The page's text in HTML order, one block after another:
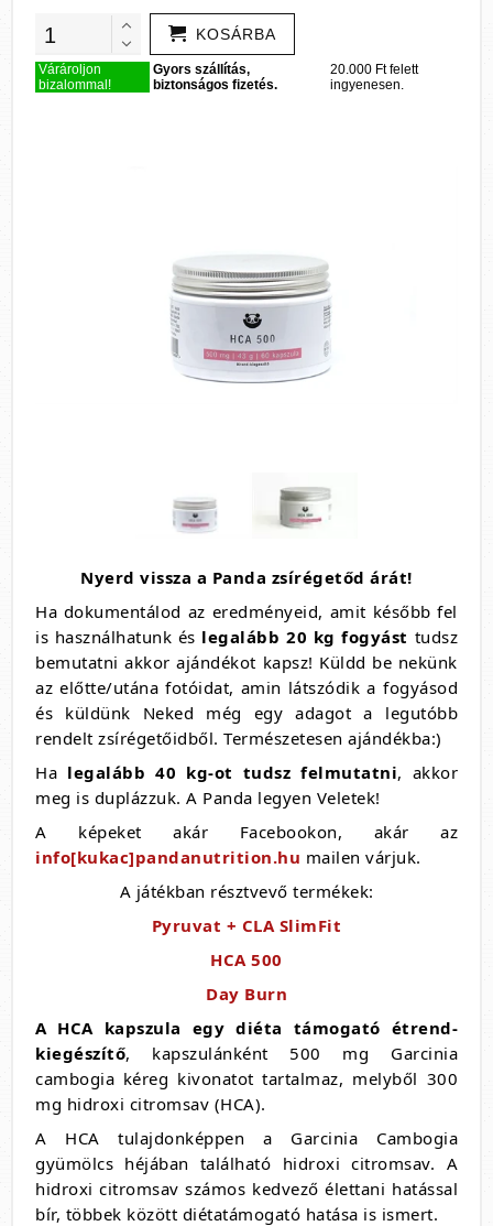
KOSÁRBA
Várároljon
bizalommal!
Gyors szállítás,
biztonságos fizetés.
20.000 Ft felett
ingyenesen.
Nyerd vissza a Panda zsírégetőd árát!
Ha dokumentálod az eredményeid, amit később fel
is használhatunk és legalább 20 kg fogyást tudsz
bemutatni akkor ajándékot kapsz! Küldd be nekünk
az előtte/utána fotóidat, amin látszódik a fogyásod
és küldünk Neked még egy adagot a legutóbb
rendelt zsírégetőidből. Természetesen ajándékba:)
Ha legalább 40 kg-ot tudsz felmutatni, akkor
meg is duplázzuk. A Panda legyen Veletek!
A képeket akár Facebookon, akár az
info[kukac]pandanutrition.hu mailen várjuk.
A játékban résztvevő termékek:
Pyruvat + CLA SlimFit
HCA 500
Day Burn
A HCA kapszula egy diéta támogató étrend-
kiegészítő, kapszulánként 500 mg Garcinia
cambogia kéreg kivonatot tartalmaz, melyből 300
mg hidroxi citromsav (HCA).
A HCA tulajdonképpen a Garcinia Cambogia
gyümölcs héjában található hidroxi citromsav. A
hidroxi citromsav számos kedvező élettani hatással
bír, többek között diétatámogató hatása is ismert.